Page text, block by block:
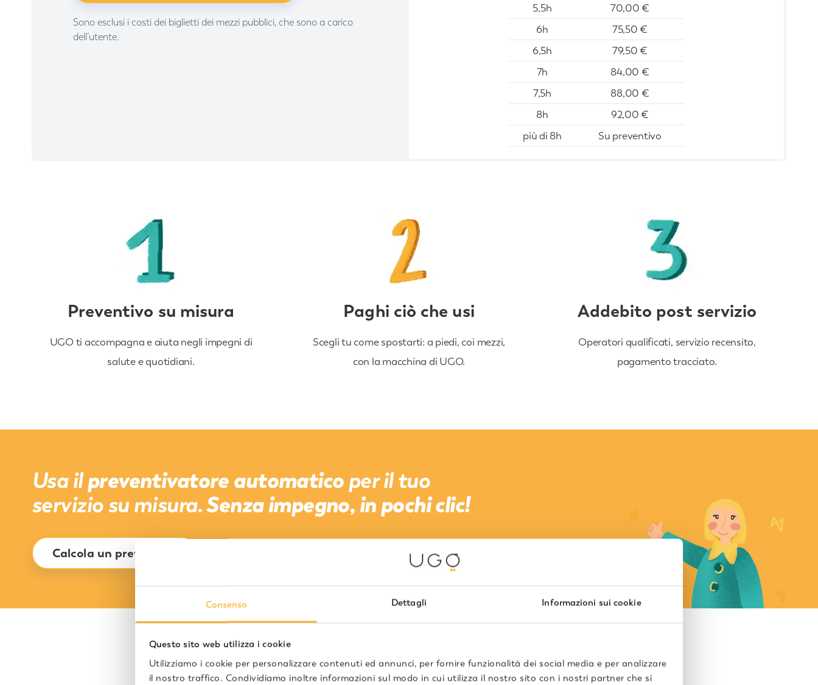
Consenso Dettagli Informazioni sui cookie
Questo sito web utilizza i cookie
Utilizziamo i cookie per personalizzare contenuti ed annunci, per fornire funzionalità dei social media e per analizzare
il nostro traffico. Condividiamo inoltre informazioni sul modo in cui utilizza il nostro sito con i nostri partner che si
Sono esclusi i costi dei biglietti dei mezzi pubblici, che sono a carico
dell’utente.
5,5h
70,00 €
6h
75,50 €
6,5h
79,50 €
7h
84,00 €
7,5h
88,00 €
8h
92,00 €
più di 8h
Su preventivo
Preventivo su misura
UGO ti accompagna e aiuta negli impegni di
salute e quotidiani.
Paghi ciò che usi
Scegli tu come spostarti: a piedi, coi mezzi,
con la macchina di UGO.
Addebito post servizio
Operatori qualificati, servizio recensito,
pagamento tracciato.
Usa ilpreventivatore automaticoper il tuo
servizio su misura.Senza impegno, in pochi clic!
Calcola un preventivo
Pagamento online diretto e sicuro